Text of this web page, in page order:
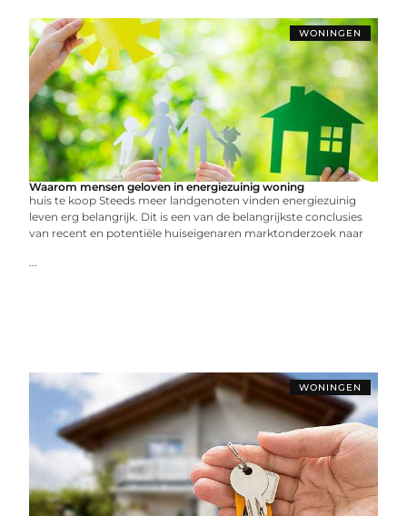
WONINGEN
Waarom mensen geloven in energiezuinig woning
huis te koop Steeds meer landgenoten vinden energiezuinig
leven erg belangrijk. Dit is een van de belangrijkste conclusies
van recent en potentiële huiseigenaren marktonderzoek naar
...
WONINGEN